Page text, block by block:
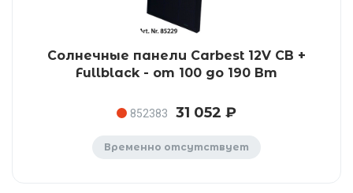
Солнечные панели Carbest 12V CB +
Fullblack - от 100 до 190 Вт
852383 31 052 ₽
Временно отсутствует